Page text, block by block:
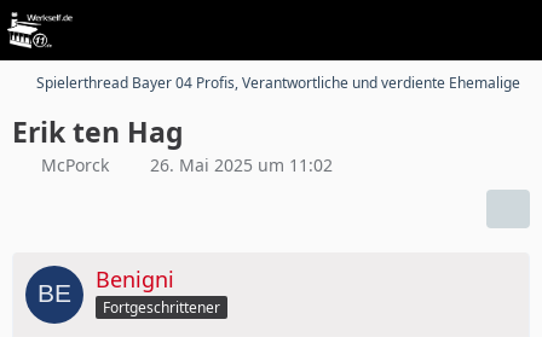
Spielerthread Bayer 04 Profis, Verantwortliche und verdiente Ehemalige
Erik ten Hag
McPorck 26. Mai 2025 um 11:02
Benigni
Fortgeschrittener